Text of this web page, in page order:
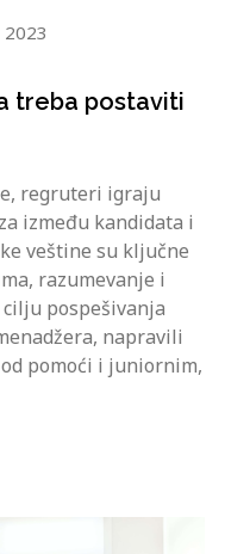
treba postaviti
regruteri igraju
između kandidata i
veštine su ključne
razumevanje i
cilju pospešivanja
napravili
pomoći i juniornim,